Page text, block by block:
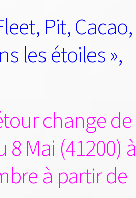
Pit, Cacao,
les étoiles »,
change de
Mai (41200) à
à partir de